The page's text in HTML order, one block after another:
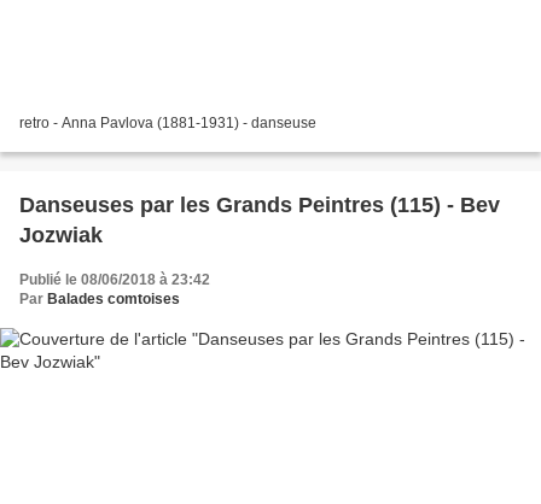
retro - Anna Pavlova (1881-1931) - danseuse
Danseuses par les Grands Peintres (115) - Bev
Jozwiak
Publié le 08/06/2018 à 23:42
Par Balades comtoises